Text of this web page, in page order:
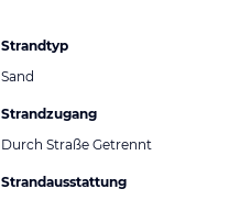
Strandtyp
Sand
Strandzugang
Durch Straße Getrennt
Strandausstattung